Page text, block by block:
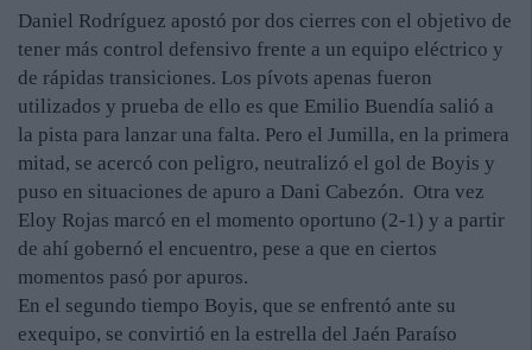
Daniel Rodríguez apostó por dos cierres con el objetivo de
tener más control defensivo frente a un equipo eléctrico y
de rápidas transiciones. Los pívots apenas fueron
utilizados y prueba de ello es que Emilio Buendía salió a
la pista para lanzar una falta. Pero el Jumilla, en la primera
mitad, se acercó con peligro, neutralizó el gol de Boyis y
puso en situaciones de apuro a Dani Cabezón. Otra vez
Eloy Rojas marcó en el momento oportuno (2-1) y a partir
de ahí gobernó el encuentro, pese a que en ciertos
momentos pasó por apuros.
En el segundo tiempo Boyis, que se enfrentó ante su
exequipo, se convirtió en la estrella del Jaén Paraíso